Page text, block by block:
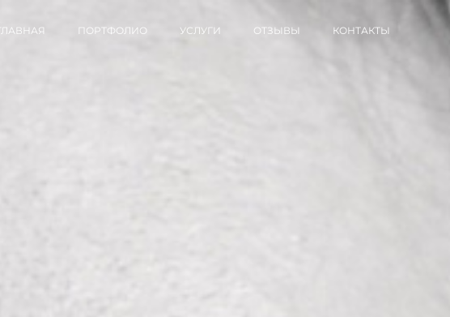
ГЛАВНАЯ ПОРТФОЛИО УСЛУГИ ОТЗЫВЫ КОНТАКТЫ